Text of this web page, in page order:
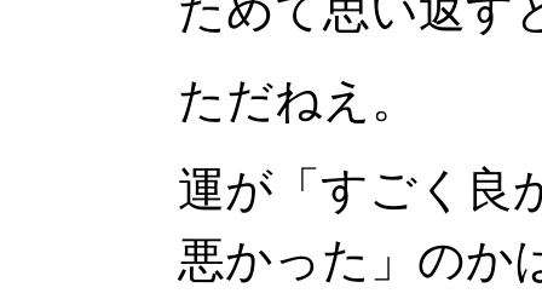
ただねえ。
運が「すごく良
悪かった」のか